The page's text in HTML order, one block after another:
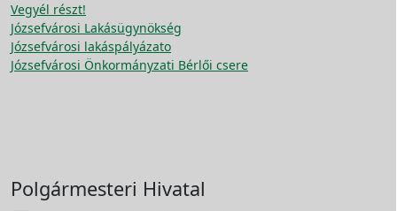
Vegyél részt!
Józsefvárosi Lakásügynökség
Józsefvárosi lakáspályázato
Józsefvárosi Önkormányzati Bérlői csere
Polgármesteri Hivatal